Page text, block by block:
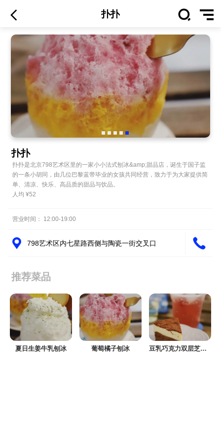
扑扑
扑扑
扑扑是北京798艺术区里的一家小小法式刨冰&amp;甜品店，诞生于国子监
的一条小胡同，由几位巴黎蓝带毕业的女孩共同经营，致力于为大家提供简
单、清凉、快乐、高品质的甜品与饮品。
人均 ¥52
营业时间： 12:00-19:00
798艺术区内七星路西侧与陶瓷一街交叉口
推荐菜品
夏日生姜牛乳刨冰 葡萄橘子刨冰 豆乳巧克力双层芝士蛋糕